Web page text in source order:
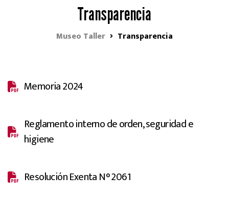
Transparencia
Museo Taller Transparencia
Memoria 2024
Reglamento interno de orden, seguridad e
higiene
Resolución Exenta N° 2061